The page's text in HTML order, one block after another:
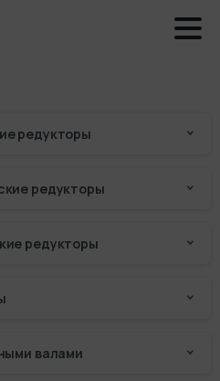
редукторы
редукторы
редукторы
валами